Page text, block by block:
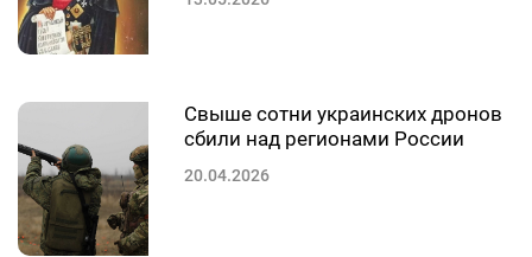
Свыше сотни украинских дронов
сбили над регионами России
20.04.2026